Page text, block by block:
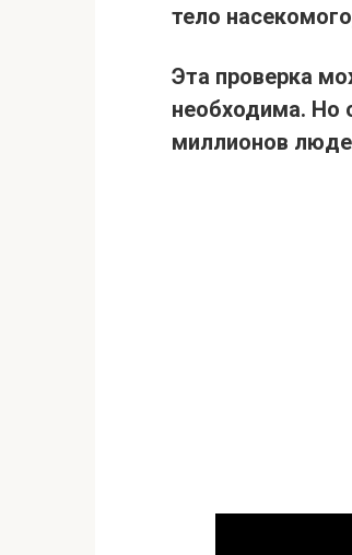
тело
Эта проверка
необходима. Но
миллионов